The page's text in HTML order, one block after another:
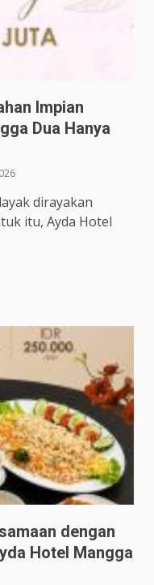
Impian
Dua Hanya
dirayakan
itu, Ayda Hotel
dengan
Hotel Mangga